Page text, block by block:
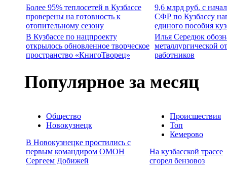
Более 95% теплосетей в Кузбассе
проверены на готовность к
отопительному сезону
9,6 млрд руб. с
СФР по Кузбассу
единого пособия
В Кузбассе по нацпроекту
открылось обновленное творческое
пространство «КнигоТворец»
Илья Середюк
металлургической
работников
Популярное за месяц
Общество
Новокузнецк
В Новокузнецке простились с
первым командиром ОМОН
Сергеем Добижей
Происшествия
Топ
Кемерово
На кузбасской трассе
сгорел бензовоз